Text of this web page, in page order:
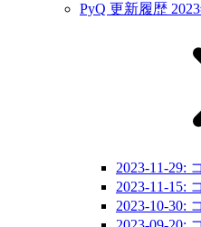
PyQ 更新履歴
2023-11-29:
2023-11-15:
2023-10-30: